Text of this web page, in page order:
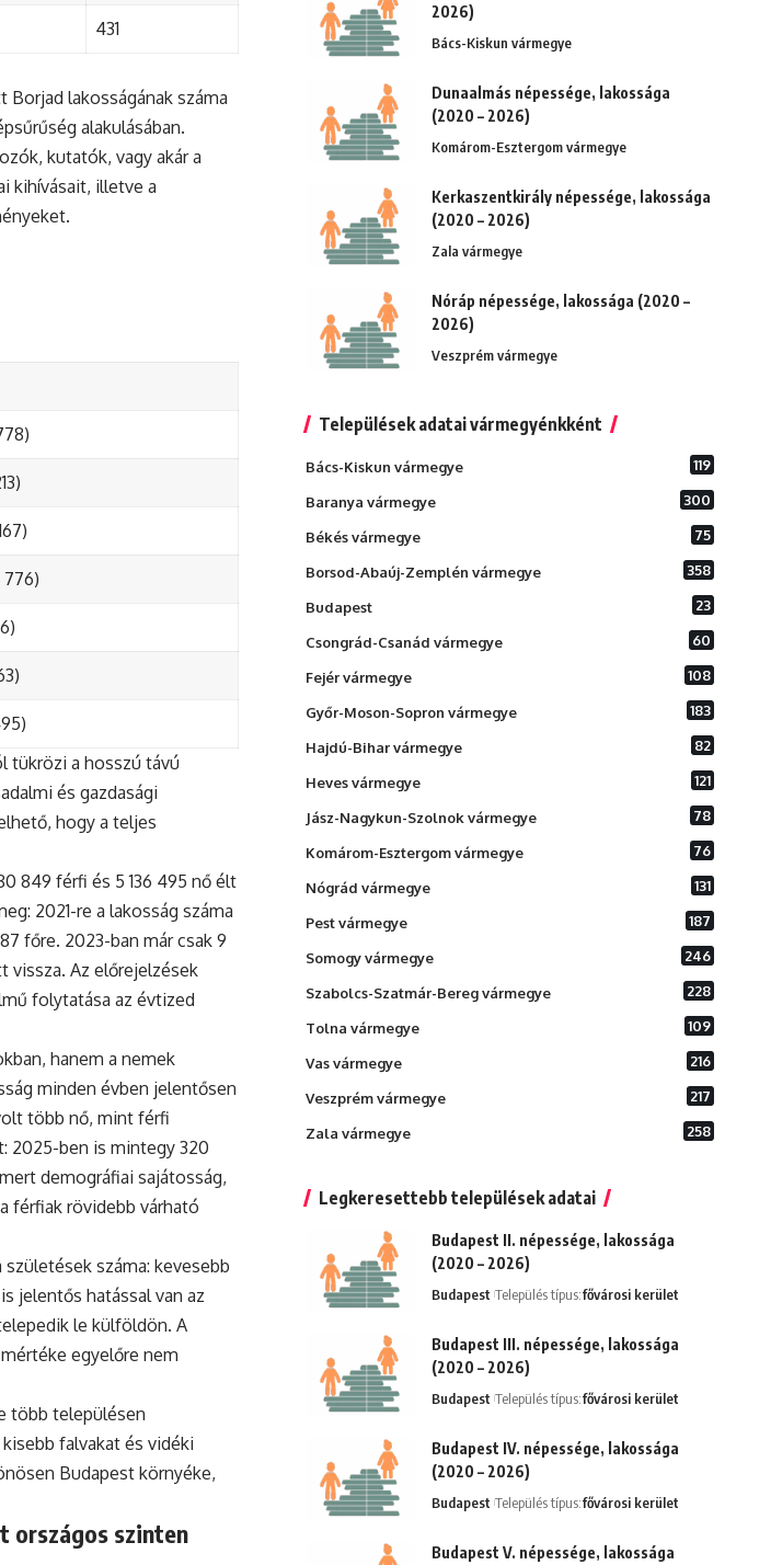
431
lakosságának száma
alakulásában.
kutatók, vagy akár a
kihívásait, illetve a
tükrözi a hosszú távú
és gazdasági
hogy a teljes
849 férfi és 5 136 495 nő élt
2021-re a lakosság száma
főre. 2023-ban már csak 9
vissza. Az előrejelzések
folytatása az évtized
hanem a nemek
minden évben jelentősen
több nő, mint férfi
2025-ben is mintegy 320
demográfiai sajátosság,
férfiak rövidebb várható
száma: kevesebb
jelentős hatással van az
le külföldön. A
egyelőre nem
több településen
falvakat és vidéki
Budapest környéke,
országos szinten
2026)
Bács-Kiskun vármegye
Dunaalmás népessége, lakossága
(2020 – 2026)
Komárom-Esztergom vármegye
Kerkaszentkirály népessége, lakossága
(2020 – 2026)
Zala vármegye
Nóráp népessége, lakossága (2020 –
2026)
Veszprém vármegye
Települések adatai vármegyénkként
Bács-Kiskun vármegye 119
Baranya vármegye 300
Békés vármegye 75
Borsod-Abaúj-Zemplén vármegye 358
Budapest 23
Csongrád-Csanád vármegye 60
Fejér vármegye 108
Győr-Moson-Sopron vármegye 183
Hajdú-Bihar vármegye 82
Heves vármegye 121
Jász-Nagykun-Szolnok vármegye 78
Komárom-Esztergom vármegye 76
Nógrád vármegye 131
Pest vármegye 187
Somogy vármegye 246
Szabolcs-Szatmár-Bereg vármegye 228
Tolna vármegye 109
Vas vármegye 216
Veszprém vármegye 217
Zala vármegye 258
Legkeresettebb települések adatai
Budapest II. népessége, lakossága
(2020 – 2026)
Budapest Település típus:fővárosi kerület
Budapest III. népessége, lakossága
(2020 – 2026)
Budapest Település típus:fővárosi kerület
Budapest IV. népessége, lakossága
(2020 – 2026)
Budapest Település típus:fővárosi kerület
Budapest V. népessége, lakossága